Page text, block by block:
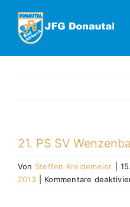
Inhalt
springen
21. PS SV
Von Steffen Kreidemeier
2013
Kommentare